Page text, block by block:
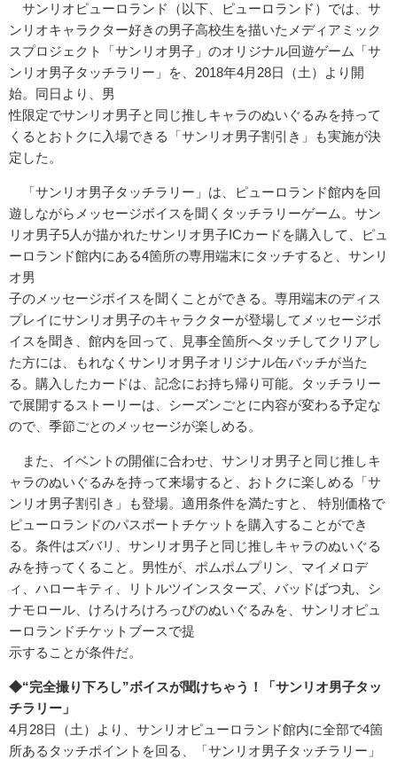
サンリオピューロランド（以下、ピューロランド）では、サ
ンリオキャラクター好きの男子高校生を描いたメディアミック
スプロジェクト「サンリオ男子」のオリジナル回遊ゲーム「サ
ンリオ男子タッチラリー」を、2018年4月28日（土）より開
始。同日より、男
性限定でサンリオ男子と同じ推しキャラのぬいぐるみを持って
くるとおトクに入場できる「サンリオ男子割引き」も実施が決
定した。
「サンリオ男子タッチラリー」は、ピューロランド館内を回
遊しながらメッセージボイスを聞くタッチラリーゲーム。サン
リオ男子5人が描かれたサンリオ男子ICカードを購入して、ピュ
ーロランド館内にある4箇所の専用端末にタッチすると、サンリ
オ男
子のメッセージボイスを聞くことができる。専用端末のディス
プレイにサンリオ男子のキャラクターが登場してメッセージボ
イスを聞き、館内を回って、見事全箇所へタッチしてクリアし
た方には、もれなくサンリオ男子オリジナル缶バッチが当た
る。購入したカードは、記念にお持ち帰り可能。タッチラリー
で展開するストーリーは、シーズンごとに内容が変わる予定な
ので、季節ごとのメッセージが楽しめる。
また、イベントの開催に合わせ、サンリオ男子と同じ推しキ
ャラのぬいぐるみを持って来場すると、おトクに楽しめる「サ
ンリオ男子割引き」も登場。適用条件を満たすと、 特別価格で
ピューロランドのパスポートチケットを購入することができ
る。条件はズバリ、サンリオ男子と同じ推しキャラのぬいぐる
みを持ってくること。男性が、ポムポムプリン、マイメロデ
ィ、ハローキティ、リトルツインスターズ、バッドばつ丸、シ
ナモロール、けろけろけろっぴのぬいぐるみを、サンリオピュ
ーロランドチケットブースで提
示することが条件だ。
◆“完全撮り下ろし”ボイスが聞けちゃう！「サンリオ男子タッ
チラリー」
4月28日（土）より、サンリオピューロランド館内に全部で4箇
所あるタッチポイントを回る、「サンリオ男子タッチラリー」